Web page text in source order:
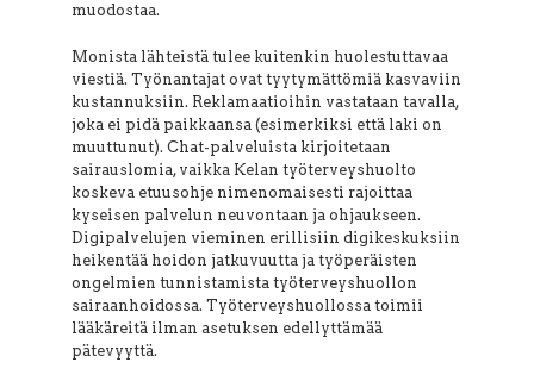
muodostaa.
Monista lähteistä tulee kuitenkin huolestuttavaa
viestiä. Työnantajat ovat tyytymättömiä kasvaviin
kustannuksiin. Reklamaatioihin vastataan tavalla,
joka ei pidä paikkaansa (esimerkiksi että laki on
muuttunut). Chat-palveluista kirjoitetaan
sairauslomia, vaikka Kelan työterveyshuolto
koskeva etuusohje nimenomaisesti rajoittaa
kyseisen palvelun neuvontaan ja ohjaukseen.
Digipalvelujen vieminen erillisiin digikeskuksiin
heikentää hoidon jatkuvuutta ja työperäisten
ongelmien tunnistamista työterveyshuollon
sairaanhoidossa. Työterveyshuollossa toimii
lääkäreitä ilman asetuksen edellyttämää
pätevyyttä.